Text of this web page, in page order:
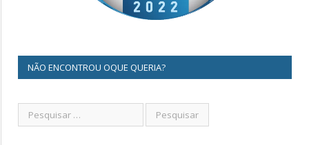
NÃO ENCONTROU OQUE QUERIA?